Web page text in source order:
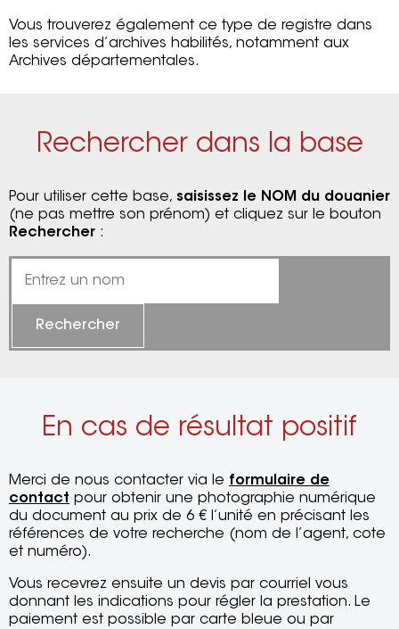
Vous trouverez également ce type de registre dans
les services d’archives habilités, notamment aux
Archives départementales.
Rechercher dans la base
Pour utiliser cette base, saisissez le NOM du douanier
(ne pas mettre son prénom) et cliquez sur le bouton
Rechercher :
Rechercher
En cas de résultat positif
Merci de nous contacter via le formulaire de
contact pour obtenir une photographie numérique
du document au prix de 6 € l’unité en précisant les
références de votre recherche (nom de l’agent, cote
et numéro).
Vous recevrez ensuite un devis par courriel vous
donnant les indications pour régler la prestation. Le
paiement est possible par carte bleue ou par